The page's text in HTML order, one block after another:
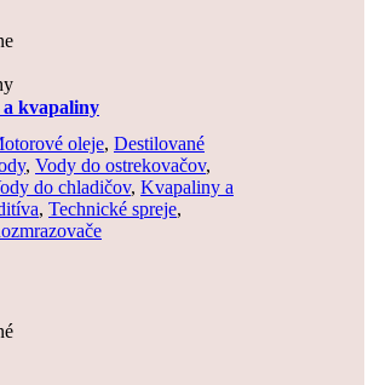
a kvapaliny
oleje, Destilované
, Vody do ostrekovačov,
do chladičov, Kvapaliny a
, Technické spreje,